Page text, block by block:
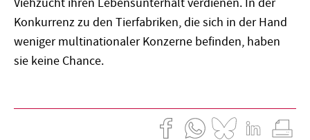
Viehzucht ihren Lebensunterhalt verdienen. In der
Konkurrenz zu den Tierfabriken, die sich in der Hand
weniger multinationaler Konzerne befinden, haben
sie keine Chance.